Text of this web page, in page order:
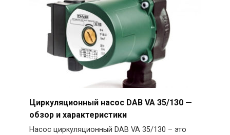
Циркуляционный насос DAB VA 35/130 —
обзор и характеристики
Насос циркуляционный DAB VA 35/130 – это